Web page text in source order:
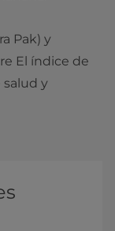
Pak) y
El índice de
salud y